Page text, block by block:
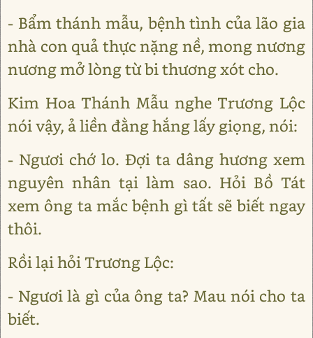
- Bẩm thánh mẫu, bệnh tình của lão gia
nhà con quả thực nặng nề, mong nương
nương mở lòng từ bi thương xót cho.
Kim Hoa Thánh Mẫu nghe Trương Lộc
nói vậy, ả liền đằng hắng lấy giọng, nói:
- Ngươi chớ lo. Đợi ta dâng hương xem
nguyên nhân tại làm sao. Hỏi Bồ Tát
xem ông ta mắc bệnh gì tất sẽ biết ngay
thôi.
Rồi lại hỏi Trương Lộc:
- Ngươi là gì của ông ta? Mau nói cho ta
biết.